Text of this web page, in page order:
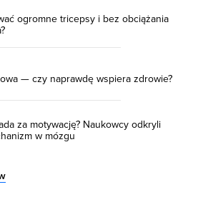
ogromne tricepsy i bez obciążania
— czy naprawdę wspiera zdrowie?
za motywację? Naukowcy odkryli
w mózgu